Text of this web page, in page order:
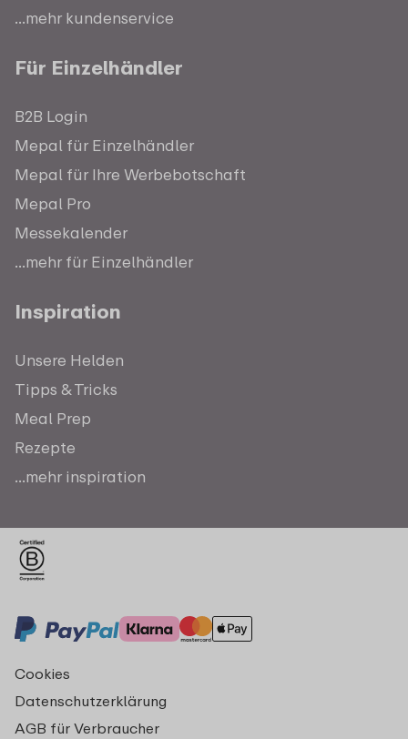
...mehr kundenservice
Für Einzelhändler
B2B Login
Mepal für Einzelhändler
Mepal für Ihre Werbebotschaft
Mepal Pro
Messekalender
...mehr für Einzelhändler
Inspiration
Unsere Helden
Tipps & Tricks
Meal Prep
Rezepte
...mehr inspiration
Cookies
Datenschutzerklärung
AGB für Verbraucher